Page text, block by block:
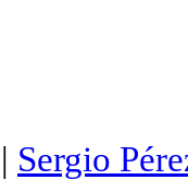
| Sergio